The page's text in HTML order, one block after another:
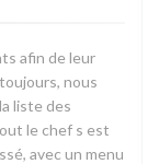
afin de leur
nous
liste des
le chef s est
avec un menu